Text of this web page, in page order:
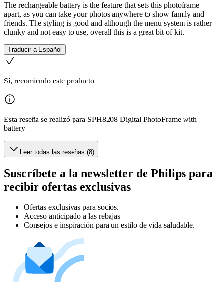
The rechargeable battery is the feature that sets this photoframe
apart, as you can take your photos anywhere to show family and
friends. The styling is good and although the menu system is rather
clunky and not easy to use, overall this is a great bit of kit.
Traducir a Español
Sí, recomiendo este producto
Esta reseña se realizó para SPH8208 Digital PhotoFrame with
battery
Leer todas las reseñas (8)
Suscríbete a la newsletter de Philips para
recibir ofertas exclusivas
Ofertas exclusivas para socios.
Acceso anticipado a las rebajas
Consejos e inspiración para un estilo de vida saludable.